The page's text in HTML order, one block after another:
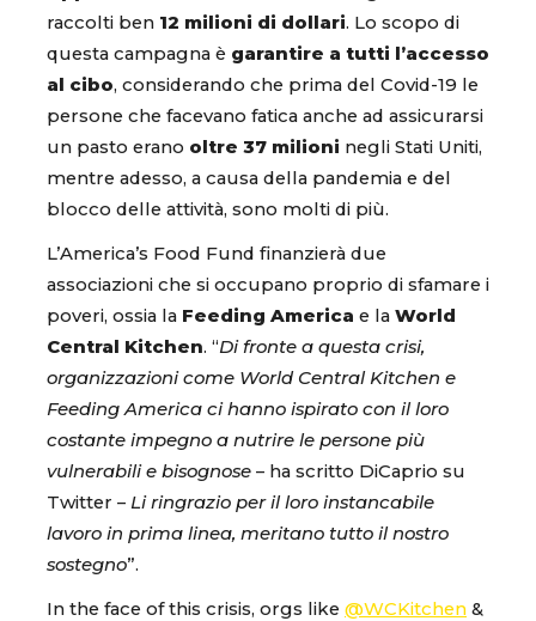
raccolti ben 12 milioni di dollari. Lo scopo di
questa campagna è garantire a tutti l’accesso
al cibo, considerando che prima del Covid-19 le
persone che facevano fatica anche ad assicurarsi
un pasto erano oltre 37 milioni negli Stati Uniti,
mentre adesso, a causa della pandemia e del
blocco delle attività, sono molti di più.
L’America’s Food Fund finanzierà due
associazioni che si occupano proprio di sfamare i
poveri, ossia la Feeding America e la World
Central Kitchen. “Di fronte a questa crisi,
organizzazioni come World Central Kitchen e
Feeding America ci hanno ispirato con il loro
costante impegno a nutrire le persone più
vulnerabili e bisognose – ha scritto DiCaprio su
Twitter – Li ringrazio per il loro instancabile
lavoro in prima linea, meritano tutto il nostro
sostegno”.
In the face of this crisis, orgs like @WCKitchen &